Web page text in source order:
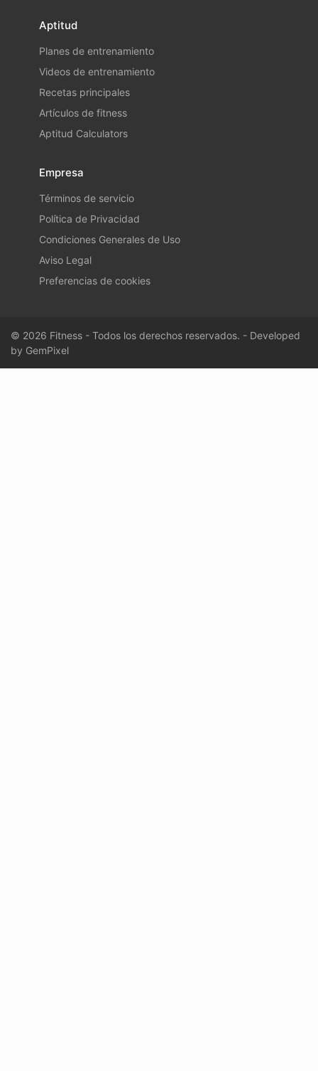
Aptitud
Planes de entrenamiento
Videos de entrenamiento
Recetas principales
Artículos de fitness
Aptitud Calculators
Empresa
Términos de servicio
Política de Privacidad
Condiciones Generales de Uso
Aviso Legal
Preferencias de cookies
© 2026 Fitness - Todos los derechos reservados. - Developed
by GemPixel